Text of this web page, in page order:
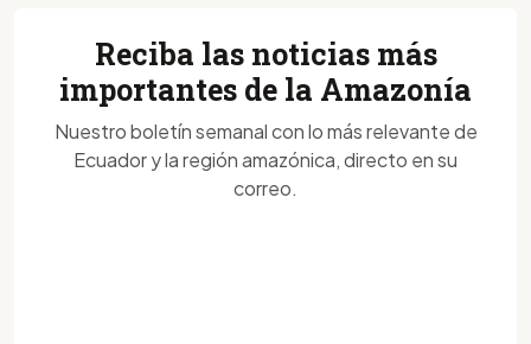
Reciba las noticias más
importantes de la Amazonía
Nuestro boletín semanal con lo más relevante de
Ecuador y la región amazónica, directo en su
correo.